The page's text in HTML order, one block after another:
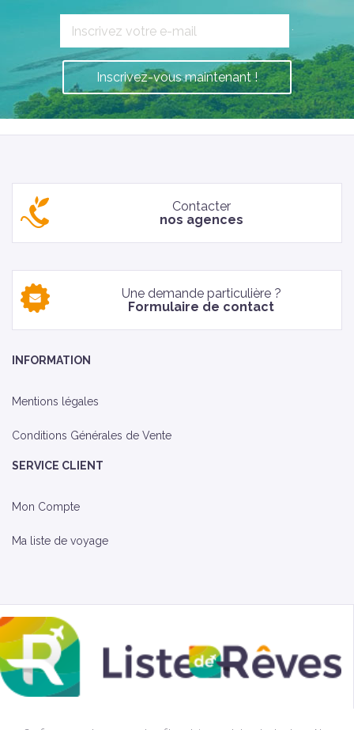
`
Inscrivez-vous maintenant !
Contacter
nos agences
Une demande particulière ?
Formulaire de contact
INFORMATION
Mentions légales
Conditions Générales de Vente
SERVICE CLIENT
Mon Compte
Ma liste de voyage